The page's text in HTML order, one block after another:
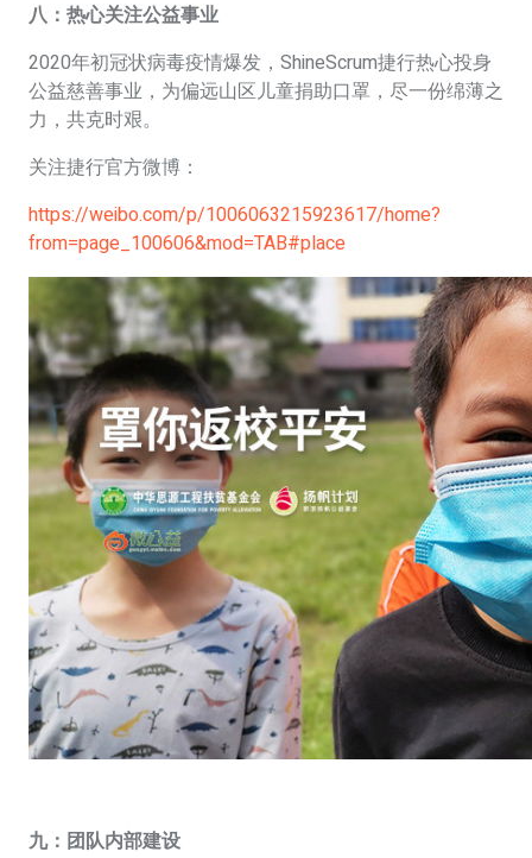
八：热心关注公益事业
2020年初冠状病毒疫情爆发，ShineScrum捷行热心投身
公益慈善事业，为偏远山区儿童捐助口罩，尽一份绵薄之
力，共克时艰。
关注捷行官方微博：
https://weibo.com/p/1006063215923617/home?
from=page_100606&mod=TAB#place
九： 团队内部建设